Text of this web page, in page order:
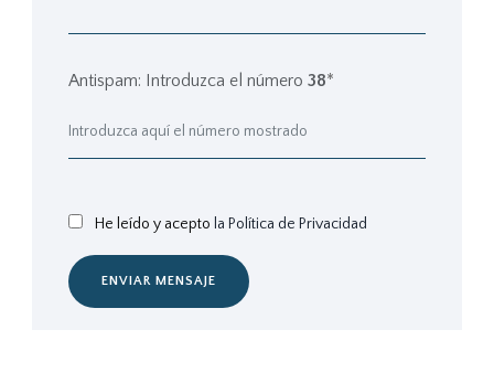
Antispam: Introduzca el número 38*
He leído y acepto la Política de Privacidad
ENVIAR MENSAJE